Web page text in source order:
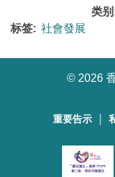
类
标签: 社會發展
© 2026
重要告示